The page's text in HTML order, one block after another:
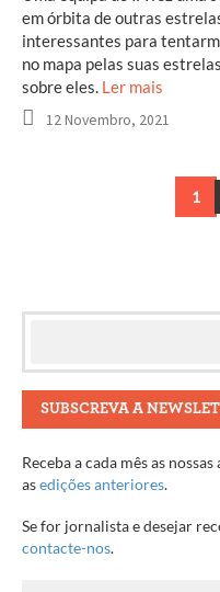
em órbita de outras
interessantes para
no mapa pelas suas
sobre eles. Ler mais
12 Novembro, 2021
Navegação
artigos
1
SUBSCREVA A
Receba a cada mês as
asedições anteriores.
Se for jornalista e desejar
contacte-nos.